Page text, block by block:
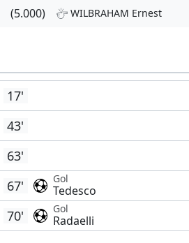
(5.000) WILBRAHAM Ernest
17'
43'
63'
67'
Gol
Tedesco
70' Gol
Radaelli